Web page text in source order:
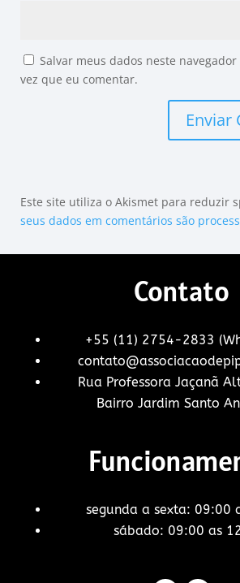
Salvar meus dados neste
vez que eu comentar.
Este site utiliza o Akismet para reduzir
seus dados em comentários são
Contato
+55 (11) 2754-2833
Rua Professora Jaçanã
Bairro Jardim Santo
segunda a sexta: 09:00
sábado: 09:00 as